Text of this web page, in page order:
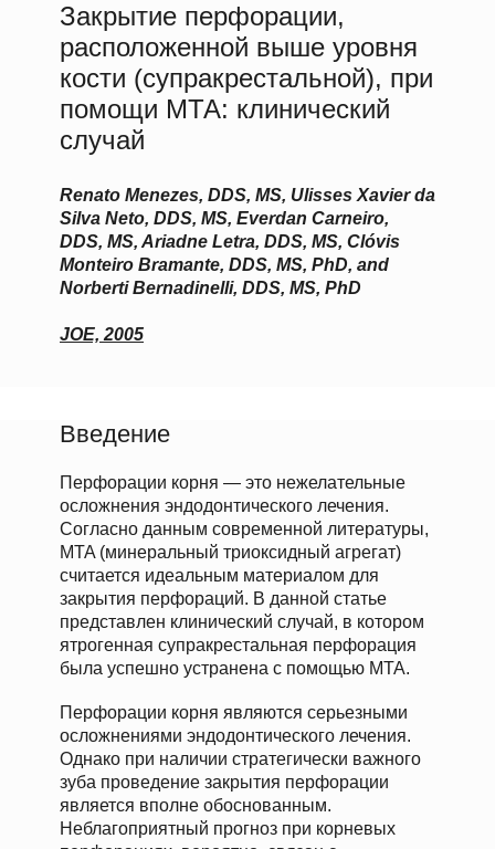
Закрытие перфорации,
расположенной выше уровня
кости (супракрестальной), при
помощи МТА: клинический
случай
Renato Menezes, DDS, MS, Ulisses Xavier da
Silva Neto, DDS, MS, Everdan Carneiro,
DDS, MS, Ariadne Letra, DDS, MS, Clóvis
Monteiro Bramante, DDS, MS, PhD, and
Norberti Bernadinelli, DDS, MS, PhD
JOE, 2005
Введение
Перфорации корня — это нежелательные
осложнения эндодонтического лечения.
Согласно данным современной литературы,
MTA (минеральный триоксидный агрегат)
считается идеальным материалом для
закрытия перфораций. В данной статье
представлен клинический случай, в котором
ятрогенная супракрестальная перфорация
была успешно устранена с помощью MTA.
Перфорации корня являются серьезными
осложнениями эндодонтического лечения.
Однако при наличии стратегически важного
зуба проведение закрытия перфорации
является вполне обоснованным.
Неблагоприятный прогноз при корневых